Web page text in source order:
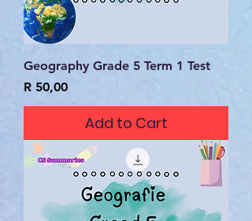
Geography Grade 5 Term 1 Test
Price
R 50,00
Add to Cart